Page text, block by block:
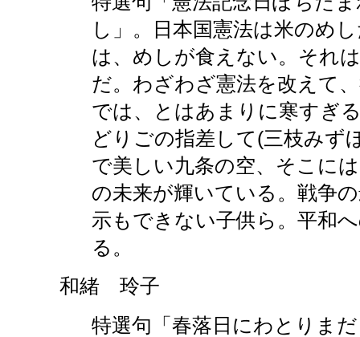
し」。日本国憲法は米のめ
は、めしが食えない。それ
だ。わざわざ憲法を改えて
では、とはあまりに寒すぎ
どりごの指差して(三枝みず
で美しい九条の空、そこに
の未来が輝いている。戦争
示もできない子供ら。平和
る。
和緒 玲子
特選句「春落日にわとりま